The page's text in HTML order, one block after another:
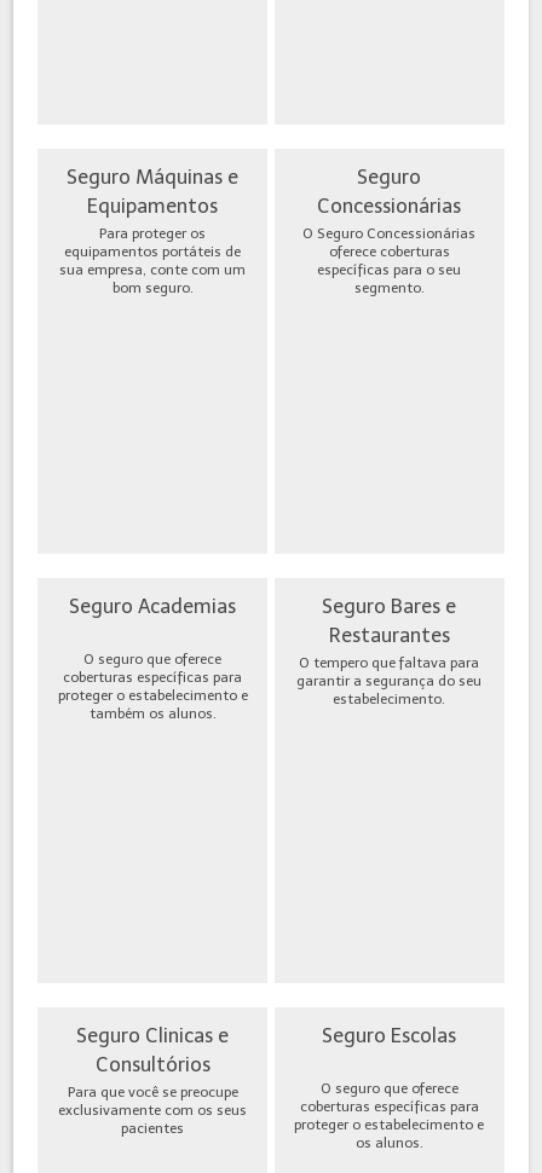
Seguro Máquinas e
Equipamentos
Para proteger os
equipamentos portáteis de
sua empresa, conte com um
bom seguro.
Seguro
Concessionárias
O Seguro Concessionárias
oferece coberturas
específicas para o seu
segmento.
Seguro Academias
O seguro que oferece
coberturas específicas para
proteger o estabelecimento e
também os alunos.
Seguro Bares e
Restaurantes
O tempero que faltava para
garantir a segurança do seu
estabelecimento.
Seguro Clinicas e
Consultórios
Para que você se preocupe
exclusivamente com os seus
pacientes
Seguro Escolas
O seguro que oferece
coberturas específicas para
proteger o estabelecimento e
os alunos.